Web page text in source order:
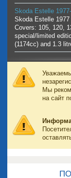
Skoda Estelle
Skoda Estelle
Covers: 105, 120,
special/limited
(1174cc) and 1.3
Мы
на сайт